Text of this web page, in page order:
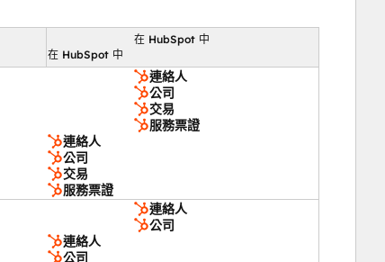
在 HubSpot 中
在 HubSpot 中
連絡人
公司
交易
服務票證
連絡人
公司
交易
服務票證
連絡人
公司
連絡人
公司